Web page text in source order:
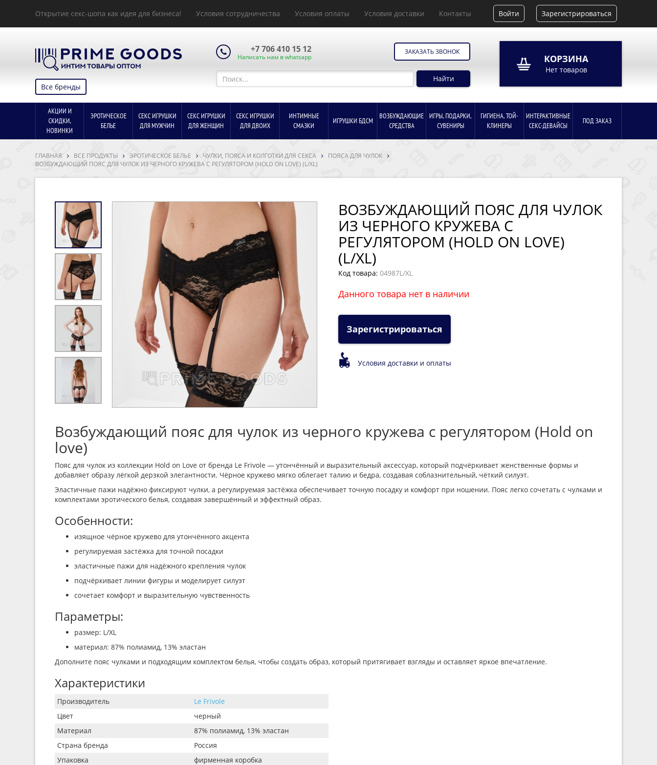
Открытие секс-шопа как идея для бизнеса! Условия сотрудничества Условия оплаты Условия доставки Контакты Войти Зарегистрироваться
Все бренды
+7 706 410 15 12
Написать нам в whatsapp
ЗАКАЗАТЬ ЗВОНОК
Найти
КОРЗИНА
Нет товаров
АКЦИИ И
СКИДКИ,
НОВИНКИ
ЭРОТИЧЕСКОЕ
БЕЛЬЕ
СЕКС ИГРУШКИ
ДЛЯ МУЖЧИН
СЕКС ИГРУШКИ
ДЛЯ ЖЕНЩИН
СЕКС ИГРУШКИ
ДЛЯ ДВОИХ
ИНТИМНЫЕ
СМАЗКИ
ИГРУШКИ БДСМ
ВОЗБУЖДАЮЩИЕ
СРЕДСТВА
ИГРЫ, ПОДАРКИ,
СУВЕНИРЫ
ГИГИЕНА, ТОЙ-
КЛИНЕРЫ
ИНТЕРАКТИВНЫЕ
СЕКС-ДЕВАЙСЫ
ПОД ЗАКАЗ
ГЛАВНАЯ ВСЕ ПРОДУКТЫ ЭРОТИЧЕСКОЕ БЕЛЬЕ ЧУЛКИ, ПОЯСА И КОЛГОТКИ ДЛЯ СЕКСА
ПОЯСА ДЛЯ ЧУЛОК
ВОЗБУЖДАЮЩИЙ ПОЯС ДЛЯ ЧУЛОК ИЗ ЧЕРНОГО КРУЖЕВА С РЕГУЛЯТОРОМ (HOLD ON LOVE) (L/XL)
ВОЗБУЖДАЮЩИЙ ПОЯС ДЛЯ ЧУЛОК
ИЗ ЧЕРНОГО КРУЖЕВА С
РЕГУЛЯТОРОМ (HOLD ON LOVE)
(L/XL)
Код товара: 04987L/XL
Данного товара нет в наличии
Зарегистрироваться
Условия доставки и оплаты
Возбуждающий пояс для чулок из черного кружева с регулятором (Hold on
love)
Пояс для чулок из коллекции Hold on Love от бренда Le Frivole — утончённый и выразительный аксессуар, который подчёркивает женственные формы и
добавляет образу лёгкой дерзкой элегантности. Чёрное кружево мягко облегает талию и бедра, создавая соблазнительный, чёткий силуэт.
Эластичные пажи надёжно фиксируют чулки, а регулируемая застёжка обеспечивает точную посадку и комфорт при ношении. Пояс легко сочетать с чулками и
комплектами эротического белья, создавая завершённый и эффектный образ.
Особенности:
изящное чёрное кружево для утончённого акцента
регулируемая застёжка для точной посадки
эластичные пажи для надёжного крепления чулок
подчёркивает линии фигуры и моделирует силуэт
сочетает комфорт и выразительную чувственность
Параметры:
размер: L/XL
материал: 87% полиамид, 13% эластан
Дополните пояс чулками и подходящим комплектом белья, чтобы создать образ, который притягивает взгляды и оставляет яркое впечатление.
Характеристики
Производитель
Le Frivole
Цвет
черный
Материал
87% полиамид, 13% эластан
Страна бренда
Россия
Упаковка
фирменная коробка